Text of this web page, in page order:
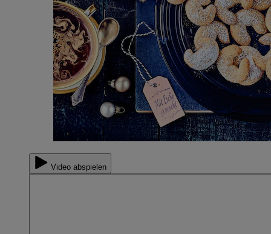
Video abspielen